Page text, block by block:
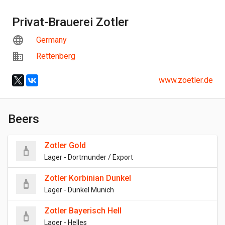
Privat-Brauerei Zotler
Germany
Rettenberg
www.zoetler.de
Beers
Zotler Gold
Lager - Dortmunder / Export
Zotler Korbinian Dunkel
Lager - Dunkel Munich
Zotler Bayerisch Hell
Lager - Helles